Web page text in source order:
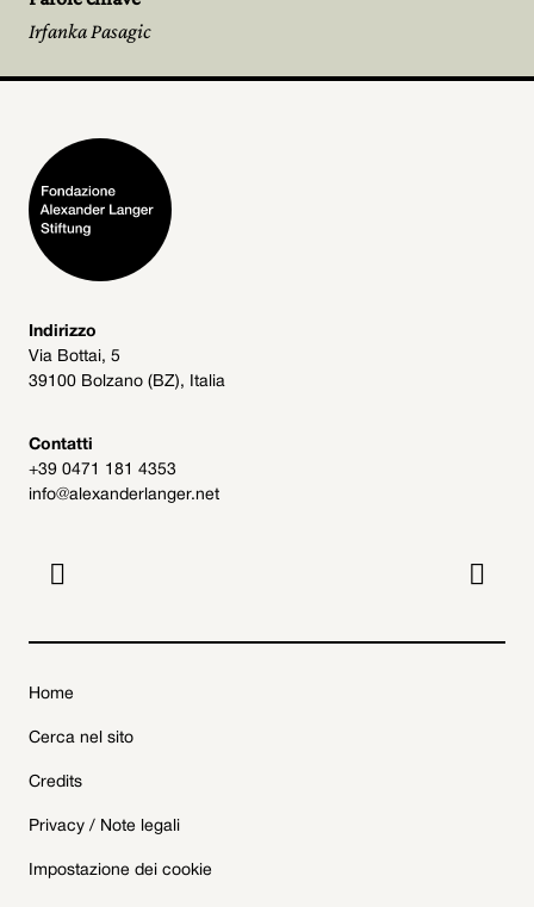
Irfanka Pasagic
Indirizzo
Via Bottai, 5
39100 Bolzano (BZ), Italia
Contatti
+39 0471 181 4353
info@alexanderlanger.net
 
Home
Cerca nel sito
Credits
Privacy / Note legali
Impostazione dei cookie